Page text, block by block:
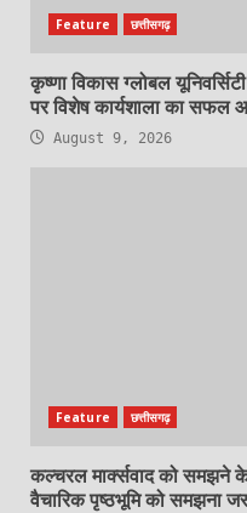
Feature छत्तीसगढ़
कृष्णा विकास ग्लोबल
पर विशेष कार्यशाला का सफल
August 9, 2026
Feature छत्तीसगढ़
कल्चरल मार्क्सवाद को समझने
वैचारिक पृष्ठभूमि को समझना